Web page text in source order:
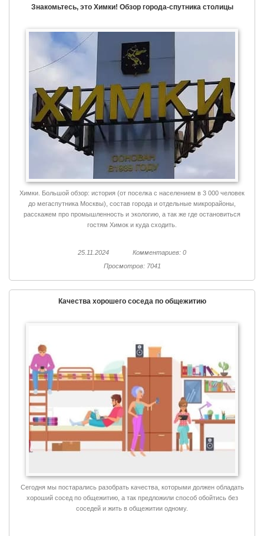
Знакомьтесь, это Химки! Обзор города-спутника столицы
Химки. Большой обзор: история (от поселка с населением в 3 000 человек
до мегаспутника Москвы), состав города и отдельные микрорайоны,
расскажем про промышленность и экологию, а так же где остановиться
гостям Химок и куда сходить.
25.11.2024
Комментариев: 0
Просмотров: 7041
Качества хорошего соседа по общежитию
Сегодня мы постарались разобрать качества, которыми должен обладать
хороший сосед по общежитию, а так предложили способ обойтись без
соседей и жить в общежитии одному.